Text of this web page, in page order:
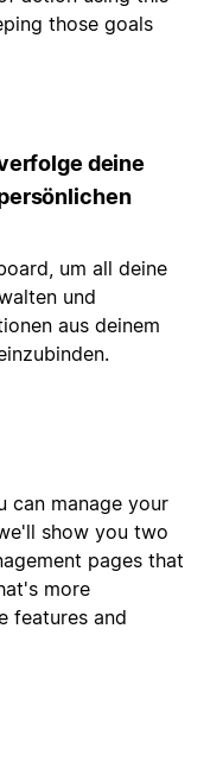
those goals
deine
um all deine
und
aus deinem
can manage your
show you two
pages that
more
features and